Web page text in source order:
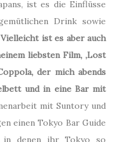
ist es die Einflüsse
Drink sowie
Vielleicht ist es aber auch
liebsten Film, ‚Lost
der mich abends
und in eine Bar mit
mit Suntory und
einen Tokyo Bar Guide
in denen ihr Tokyo so